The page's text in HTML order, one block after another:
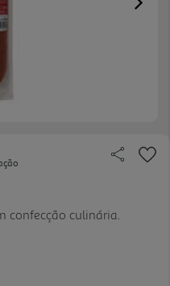
confecção culinária.